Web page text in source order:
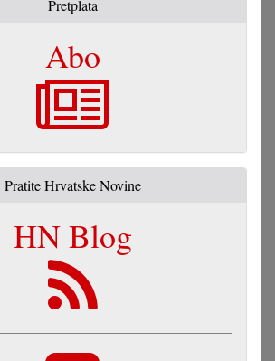
Pretplata
Abo
Pratite Hrvatske Novine
HN Blog